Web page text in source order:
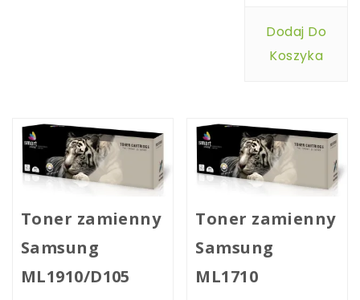
Dodaj Do
Koszyka
Toner zamienny
Samsung
ML1910/D105
Toner zamienny
Samsung
ML1710